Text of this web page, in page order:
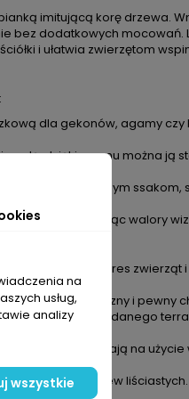
imitującą korę drzewa.
bez dodatkowych mocowań.
i ułatwia zwierzętom
dla gekonów, agamy czy
dzięki czemu można ją
oraz drobnym ssakom,
podnosząc walory
redukują stres zwierząt
bezpieczny i pewny
idealnym do danego
pozwalają na użycie
wygląd kory drzew liściastych.
na
usług,
analizy
wszystkie